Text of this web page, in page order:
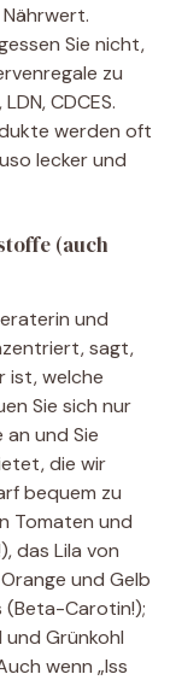
Sie nicht,
zu
CDCES.
werden oft
lecker und
(auch
und
sagt,
ist, welche
Sie sich nur
und Sie
die wir
bequem zu
Tomaten und
das Lila von
und Gelb
(Beta-Carotin!);
und Grünkohl
wenn „Iss